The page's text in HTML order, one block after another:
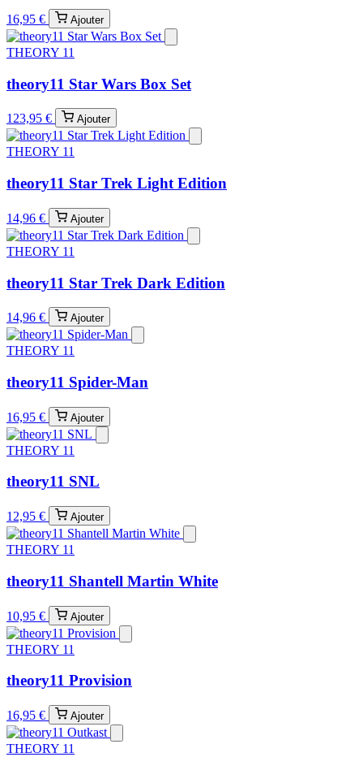
16,95 € Ajouter
THEORY 11
theory11 Star Wars Box Set
123,95 € Ajouter
THEORY 11
theory11 Star Trek Light Edition
14,96 € Ajouter
THEORY 11
theory11 Star Trek Dark Edition
14,96 € Ajouter
THEORY 11
theory11 Spider-Man
16,95 € Ajouter
THEORY 11
theory11 SNL
12,95 € Ajouter
THEORY 11
theory11 Shantell Martin White
10,95 € Ajouter
THEORY 11
theory11 Provision
16,95 € Ajouter
THEORY 11